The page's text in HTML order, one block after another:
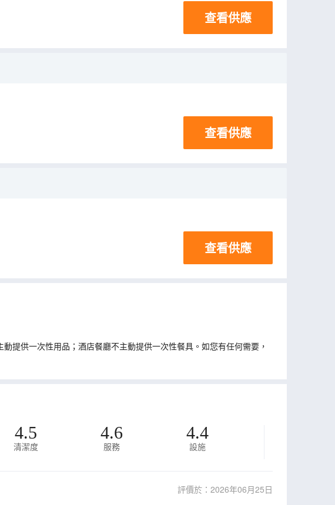
查看供應
查看供應
查看供應
提供一次性用品；酒店餐廳不主動提供一次性餐具。如您有任何需要，
4.5
清潔度
4.6
服務
4.4
設施
評價於：2026年06月25日